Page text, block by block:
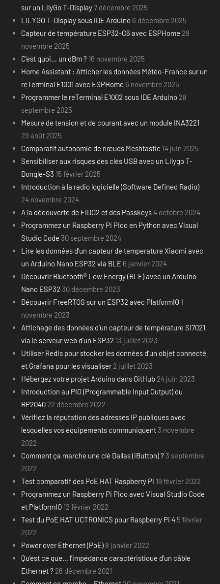
sur un LilyGo T-Display7 décembre 2025
LILYGO T-Display sous IDE Arduino 6 décembre 2025
Capteur de température ESP32-C6 avec ESPHome 29
novembre 2025
C’est quoi… un dBm ? 16 novembre 2025
Home Assistant : Afficher les données Météo-France sur un
reTerminal E1001 avec ESPHome 6 novembre 2025
Programmer le reTerminal E1002 sous IDE Arduino 28
septembre 2025
Mesure de tension et de courant avec un module INA3221
29 août 2025
Comparatif autonomie de nœuds Meshtastic 14 juin 2025
Sensibiliser aux risques des clés USB avec un Lilygo T-
Dongle-S3 15 février 2025
Introduction à la radio logicielle (Software Defined Radio)
24 novembre 2024
A la découverte de FIDO2 et des Passkeys4 octobre 2024
Programmez un Raspberry Pi Pico en Python avec Visual
Studio Code 30 septembre 2024
Lire les données d’un capteur de temperature Xiaomi avec
un Arduino Nano ESP32 via BLE 6 janvier 2024
Découvrir Bluetooth® Low Energy (BLE) avec un Arduino
Nano ESP32 30 décembre 2023
Découvrir FreeRTOS sur un ESP32 avec PlatformIO 1
novembre 2023
Affichage des données d’un capteur de température SI7021
via le serveur web d’un ESP32 13 juillet 2023
Utiliser Redis pour stocker les données d’un objet connecté
et Grafana pour les visualiser 2 juillet 2023
Hébergez votre projet Arduino dans GitHub 24 juin 2023
Introduction au PIO (Programmable Input Output) du
RP2040 22 décembre 2022
Vérifiez la réputation des adresses IP publiques avec
lesquelles vos équipements communiquent 3 novembre
2022
Comment ça marche une clé Dallas (iButton) ? 3 septembre
2022
Test comparatif des PoE HAT Raspberry Pi 19 février 2022
Programmez un Raspberry Pi Pico avec Visual Studio Code
et PlatformIO 12 février 2022
Test du PoE HAT UCTRONICS pour Raspberry Pi 4 5 février
2022
Power over Ethernet (PoE) 8 janvier 2022
Qu’est ce que… l’impédance caractéristique d’un câble
Ethernet ? 26 décembre 2021